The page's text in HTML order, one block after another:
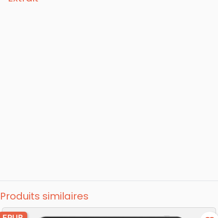
Produits similaires